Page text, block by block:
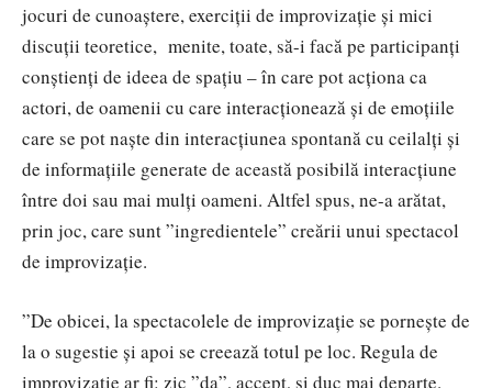
jocuri de cunoaștere, exerciții de improvizație și mici
discuții teoretice, menite, toate, să-i facă pe participanți
conștienți de ideea de spațiu – în care pot acționa ca
actori, de oamenii cu care interacționează și de emoțiile
care se pot naște din interacțiunea spontană cu ceilalți și
de informațiile generate de această posibilă interacțiune
între doi sau mai mulți oameni. Altfel spus, ne-a arătat,
prin joc, care sunt ”ingredientele” creării unui spectacol
de improvizație.
”De obicei, la spectacolele de improvizație se pornește de
la o sugestie și apoi se creează totul pe loc. Regula de
improvizație ar fi: zic ”da”, accept, și duc mai departe.